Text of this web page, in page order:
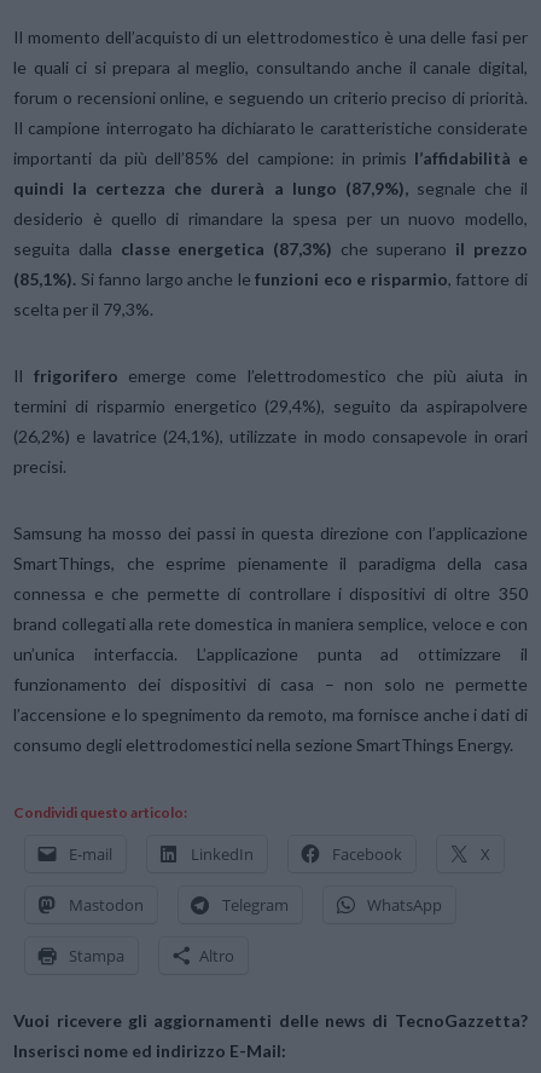
Il momento dell’acquisto di un elettrodomestico è una delle fasi per
le quali ci si prepara al meglio, consultando anche il canale digital,
forum o recensioni online, e seguendo un criterio preciso di priorità.
Il campione interrogato ha dichiarato le caratteristiche considerate
importanti da più dell’85% del campione: in primis l’affidabilità e
quindi la certezza che durerà a lungo (87,9%), segnale che il
desiderio è quello di rimandare la spesa per un nuovo modello,
seguita dalla classe energetica (87,3%) che superano il prezzo
(85,1%). Si fanno largo anche lefunzioni eco e risparmio, fattore di
scelta per il 79,3%.
Il frigorifero emerge come l’elettrodomestico che più aiuta in
termini di risparmio energetico (29,4%), seguito da aspirapolvere
(26,2%) e lavatrice (24,1%), utilizzate in modo consapevole in orari
precisi.
Samsung ha mosso dei passi in questa direzione con l’applicazione
SmartThings, che esprime pienamente il paradigma della casa
connessa e che permette di controllare i dispositivi di oltre 350
brand collegati alla rete domestica in maniera semplice, veloce e con
un’unica interfaccia. L’applicazione punta ad ottimizzare il
funzionamento dei dispositivi di casa – non solo ne permette
l’accensione e lo spegnimento da remoto, ma fornisce anche i dati di
consumo degli elettrodomestici nella sezione SmartThings Energy.
Condividi questo articolo:
E-mail LinkedIn Facebook X
Mastodon Telegram WhatsApp
Stampa Altro
Vuoi ricevere gli aggiornamenti delle news di TecnoGazzetta?
Inserisci nome ed indirizzo E-Mail: